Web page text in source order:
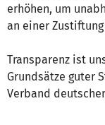
erhöhen, um
an einer
Transparenz ist
Grundsätze guter
Verband